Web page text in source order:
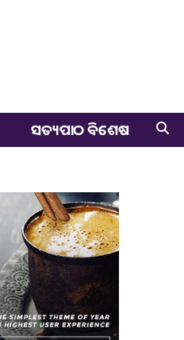
ସତ୍ୟପାଠ ବିଶେଷ